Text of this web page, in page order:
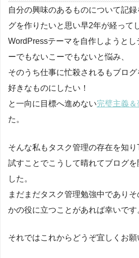
自分の興味のあるものについて記
グを作りたいと思い早2年が経って
WordPressテーマを自作しようと
ーでもないこーでもないと悩み、
そのうち仕事に忙殺されるもブロ
好きなものにしたい！
と一向に目標へ進めない完璧主義
た。
そんな私もタスク管理の存在を知
試すことでこうして晴れてブログ
した。
まだまだタスク管理勉強中であり
かの役に立つことがあれば幸いです
それではこれからどうぞ宜しくお願